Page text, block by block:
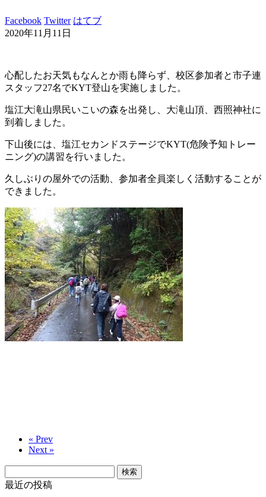
Facebook Twitter はてブ
2020年11月11日
心配したお天気もなんとか雨も降らず、校区参加者と市子連
スタッフ27名でKYT登山を実施しました。
塩江大滝山県民いこいの森を出発し、大滝山頂、西照神社に
到着しました。
下山後には、塩江セカンドステージでKYT(危険予知トレー
ニング)の講習を行いました。
久しぶりの屋外での活動、参加者全員楽しく活動することが
できました。
« Prev
Next »
索:
最近の投稿